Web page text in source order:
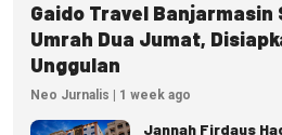
Gaido Travel Banjarmasin
Umrah Dua Jumat,
Unggulan
Neo Jurnalis | 1 week ago
Jannah Firdaus